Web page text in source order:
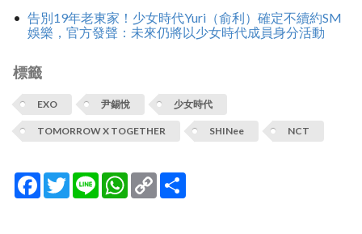
告別19年老東家！少女時代Yuri（俞利）確定不續約SM
娛樂，官方發聲：未來仍將以少女時代成員身分活動
標籤
EXO 尹錫悅 少女時代
TOMORROW X TOGETHER SHINee NCT
Facebook
TwitterLine WhatsApp
Copy
Link